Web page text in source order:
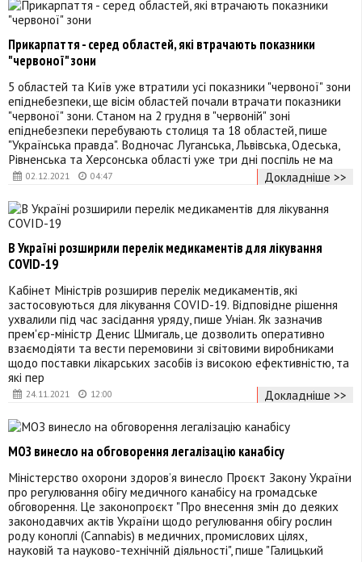
02.12.2021 04:47
Прикарпаття - серед областей, які втрачають показники
"червоної" зони
5 областей та Київ уже втратили усі показники "червоної" зони
епіднебезпеки, ще вісім областей почали втрачати показники
"червоної" зони. Станом на 2 грудня в "червоній" зоні
епіднебезпеки перебувають столиця та 18 областей, пише
"Українська правда". Водночас Луганська, Львівська, Одеська,
Рівненська та Херсонська області уже три дні поспіль не ма
Докладніше >>
24.11.2021 12:00
В Україні розширили перелік медикаментів для лікування
COVID-19
Кабінет Міністрів розширив перелік медикаментів, які
застосовуються для лікування COVID-19. Відповідне рішення
ухвалили під час засідання уряду, пише Уніан. Як зазначив
прем'єр-міністр Денис Шмигаль, це дозволить оперативно
взаємодіяти та вести перемовини зі світовими виробниками
щодо поставки лікарських засобів із високою ефективністю, та
які пер
Докладніше >>
МОЗ винесло на обговорення легалізацію канабісу
Міністерство охорони здоров’я винесло Проєкт Закону України
про регулювання обігу медичного канабісу на громадське
обговорення. Це законопроєкт "Про внесення змін до деяких
законодавчих актів України щодо регулювання обігу рослин
роду коноплі (Cannabis) в медичних, промислових цілях,
науковій та науково-технічній діяльності", пише "Галицький